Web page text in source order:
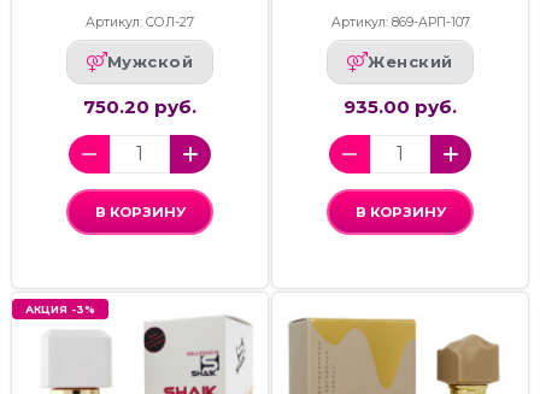
Артикул: СОЛ-27
Мужской
750.20 руб.
В КОРЗИНУ
Артикул: 869-АРП-107
Женский
935.00 руб.
В КОРЗИНУ
АКЦИЯ -3%